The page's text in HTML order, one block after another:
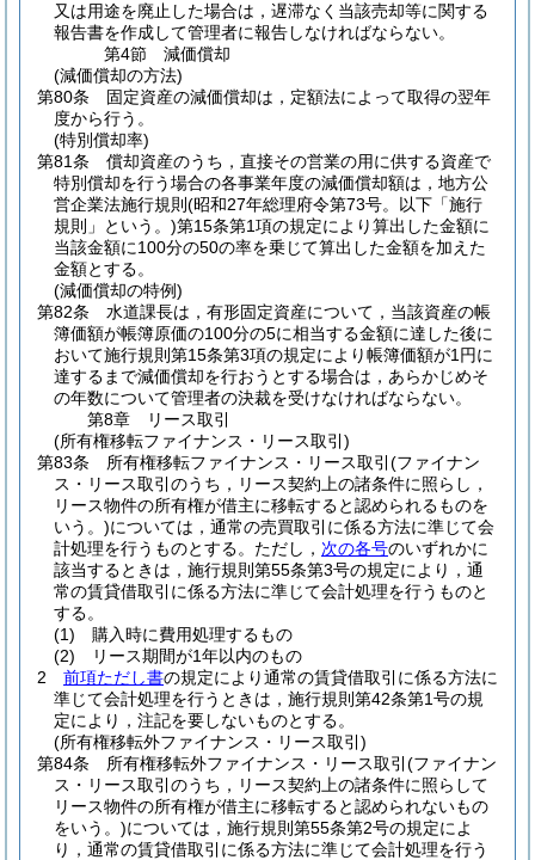
又は用途を廃止した場合は，遅滞なく当該売却等に関する
報告書を作成して管理者に報告しなければならない。
第4節
減価償却
(減価償却の方法)
第80条
固定資産の減価償却は，定額法によって取得の翌年
度から行う。
(特別償却率)
第81条
償却資産のうち，直接その営業の用に供する資産で
特別償却を行う場合の各事業年度の減価償却額は，地方公
営企業法施行規則 (昭和27年総理府令第73号。以下「施行
規則」という。)第15条第1項の規定により算出した金額に
当該金額に100分の50の率を乗じて算出した金額を加えた
金額とする。
(減価償却の特例)
第82条
水道課長は，有形固定資産について，当該資産の帳
簿価額が帳簿原価の100分の5に相当する金額に達した後に
おいて施行規則第15条第3項の規定により帳簿価額が1円に
達するまで減価償却を行おうとする場合は，あらかじめそ
の年数について管理者の決裁を受けなければならない。
第8章
リース取引
(所有権移転ファイナンス・リース取引)
第83条
所有権移転ファイナンス・リース取引 (ファイナン
ス・リース取引のうち，リース契約上の諸条件に照らし，
リース物件の所有権が借主に移転すると認められるものを
いう。)については，通常の売買取引に係る方法に準じて会
計処理を行うものとする。 ただし， 次の各号のいずれかに
該当するときは，施行規則第55条第3号の規定により，通
常の賃貸借取引に係る方法に準じて会計処理を行うものと
する。
(1)
購入時に費用処理するもの
(2)
リース期間が1年以内のもの
2
前項ただし書の規定により通常の賃貸借取引に係る方法に
準じて会計処理を行うときは，施行規則第42条第1号の規
定により，注記を要しないものとする。
(所有権移転外ファイナンス・リース取引)
第84条
所有権移転外ファイナンス・リース取引 (ファイナン
ス・リース取引のうち，リース契約上の諸条件に照らして
リース物件の所有権が借主に移転すると認められないもの
をいう。)については，施行規則第55条第2号の規定によ
り，通常の賃貸借取引に係る方法に準じて会計処理を行う